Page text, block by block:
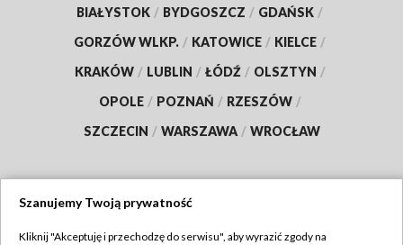
BIAŁYSTOK / BYDGOSZCZ / GDAŃSK /
GORZÓW WLKP. / KATOWICE / KIELCE /
KRAKÓW / LUBLIN / ŁÓDŹ / OLSZTYN /
OPOLE / POZNAŃ / RZESZÓW /
SZCZECIN / WARSZAWA / WROCŁAW
Szanujemy Twoją prywatność
Kliknij "Akceptuję i przechodzę do serwisu", aby wyrazić zgody na